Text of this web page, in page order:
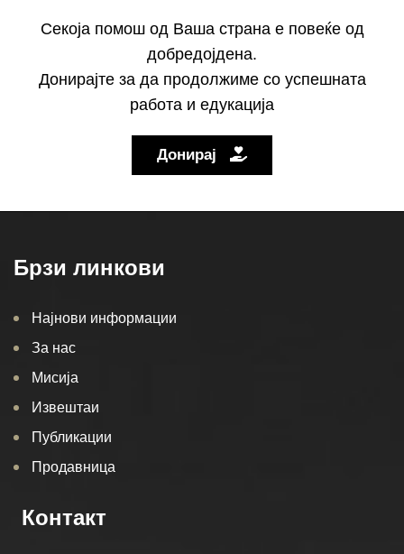
Секоја помош од Ваша страна е повеќе од
добредојдена.
Донирајте за да продолжиме со успешната
работа и едукација
Донирај
Брзи линкови
Најнови информации
За нас
Мисија
Извештаи
Публикации
Продавница
Контакт